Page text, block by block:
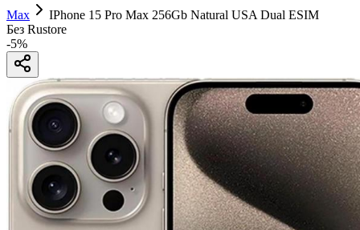
Max
IPhone 15 Pro Max 256Gb Natural USA Dual ESIM
Без Rustore
-5%